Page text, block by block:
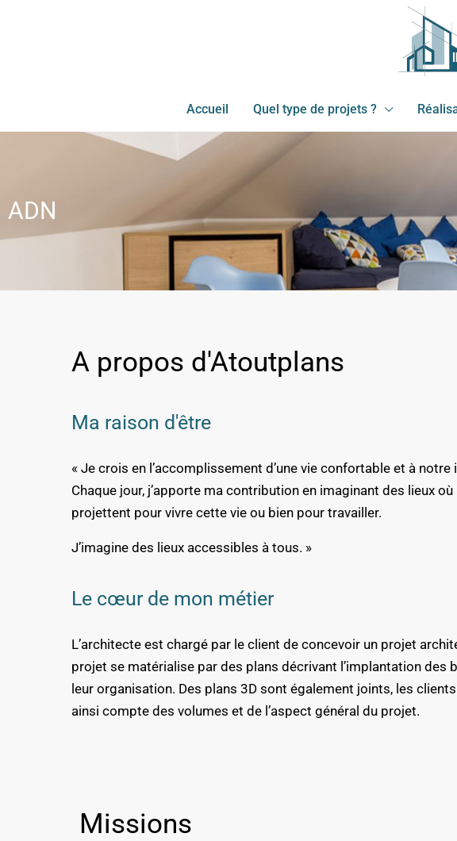
Accueil Quel type de projets ?
ADN
A propos d'Atoutplans
Ma raison d'être
« Je crois en l’accomplissement d’une vie confortable et à notre
Chaque jour, j’apporte ma contribution en imaginant des lieux
projettent pour vivre cette vie ou bien pour travailler.
J’imagine des lieux accessibles à tous. »
Le cœur de mon métier
L’architecte est chargé par le client de concevoir un projet
projet se matérialise par des plans décrivant l’implantation des
leur organisation. Des plans 3D sont également joints, les
ainsi compte des volumes et de l’aspect général du projet.
Missions